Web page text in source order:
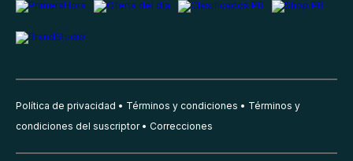
Política de privacidad Términos y condiciones
Términos y
condiciones del suscriptor
Correcciones